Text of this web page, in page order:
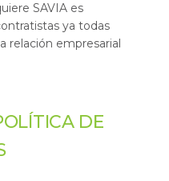
SAVIA es
ya todas
relación empresarial
DE